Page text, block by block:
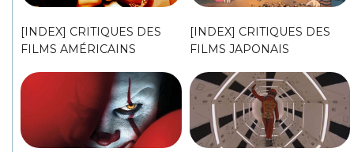
[INDEX] CRITIQUES DES
FILMS AMÉRICAINS
[INDEX] CRITIQUES DES
FILMS JAPONAIS